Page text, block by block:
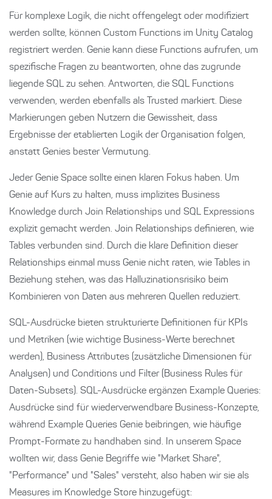
Für komplexe Logik, die nicht offengelegt oder modifiziert
werden sollte, können Custom Functions im Unity Catalog
registriert werden. Genie kann diese Functions aufrufen, um
spezifische Fragen zu beantworten, ohne das zugrunde
liegende SQL zu sehen. Antworten, die SQL Functions
verwenden, werden ebenfalls als Trusted markiert. Diese
Markierungen geben Nutzern die Gewissheit, dass
Ergebnisse der etablierten Logik der Organisation folgen,
anstatt Genies bester Vermutung.
Jeder Genie Space sollte einen klaren Fokus haben. Um
Genie auf Kurs zu halten, muss implizites Business
Knowledge durch Join Relationships und SQL Expressions
explizit gemacht werden. Join Relationships definieren, wie
Tables verbunden sind. Durch die klare Definition dieser
Relationships einmal muss Genie nicht raten, wie Tables in
Beziehung stehen, was das Halluzinationsrisiko beim
Kombinieren von Daten aus mehreren Quellen reduziert.
SQL-Ausdrücke bieten strukturierte Definitionen für KPIs
und Metriken (wie wichtige Business-Werte berechnet
werden), Business Attributes (zusätzliche Dimensionen für
Analysen) und Conditions und Filter (Business Rules für
Daten-Subsets). SQL-Ausdrücke ergänzen Example Queries:
Ausdrücke sind für wiederverwendbare Business-Konzepte,
während Example Queries Genie beibringen, wie häufige
Prompt-Formate zu handhaben sind. In unserem Space
wollten wir, dass Genie Begriffe wie "Market Share",
"Performance" und "Sales" versteht, also haben wir sie als
Measures im Knowledge Store hinzugefügt: